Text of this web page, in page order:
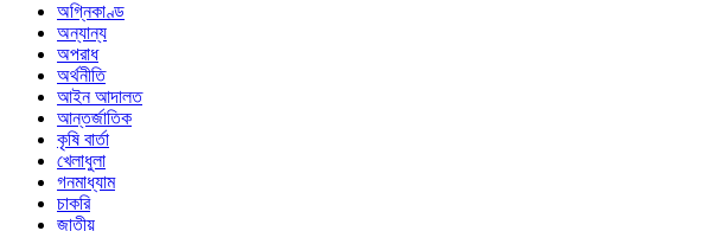
অগ্নিকাণ্ড
অন্যান্য
অপরাধ
অর্থনীতি
আইন আদালত
আন্তর্জাতিক
কৃষি বার্তা
খেলাধুলা
গনমাধ্যাম
চাকরি
জাতীয়